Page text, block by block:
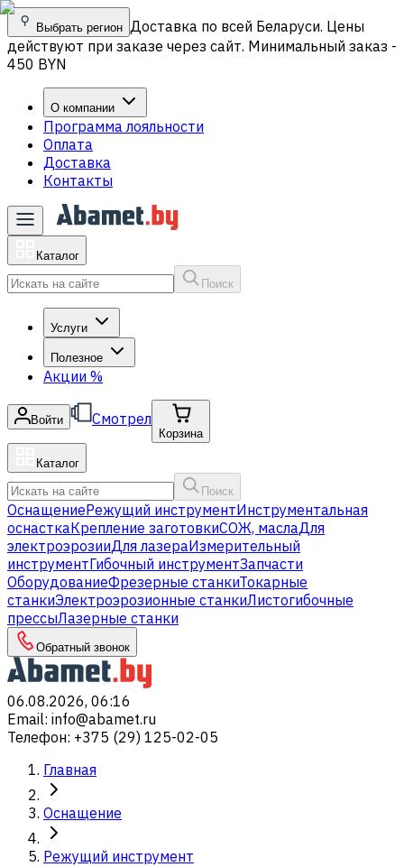
Выбрать регион Доставка по всей Беларуси. Цены
действуют при заказе через сайт. Минимальный заказ -
450 BYN
О компании
Программа лояльности
Оплата
Доставка
Контакты
Каталог
Поиск
Услуги
Полезное
Акции %
Войти Смотрел
Корзина
Каталог
Поиск
ОснащениеРежущий инструментИнструментальная
оснасткаКрепление заготовкиСОЖ, маслаДля
электроэрозииДля лазераИзмерительный
инструментГибочный инструментЗапчасти
ОборудованиеФрезерные станкиТокарные
станкиЭлектроэрозионные станкиЛистогибочные
прессыЛазерные станки
Обратный звонок
06.08.2026, 06:16
Email: info@abamet.ru
Телефон: +375 (29) 125-02-05
Главная
Оснащение
Режущий инструмент